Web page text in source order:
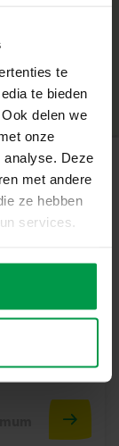
te
te bieden
delen we
onze
analyse. Deze
met andere
ze hebben
services.
peuvent
leurs
à explorer le
Facile à
leur
selon leurs
qui
tout en